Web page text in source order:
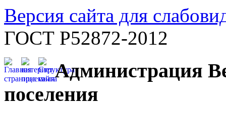
Версия сайта для
ГОСТ Р52872-2012
Администрация
поселения